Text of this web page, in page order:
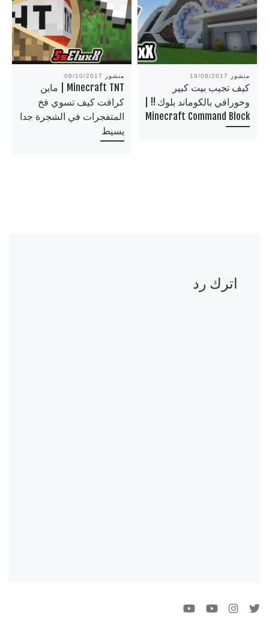
منشور 06/10/2017
Minecraft TNT | ماين
كرافت كيف تسوي فخ
المتفجرات في الشجرة جدا
يسيط
منشور 19/06/2017
كيف تجيب بيت كبير
وخورافي بالكوماند بلوك !! |
Minecraft Command Block
اترك رد